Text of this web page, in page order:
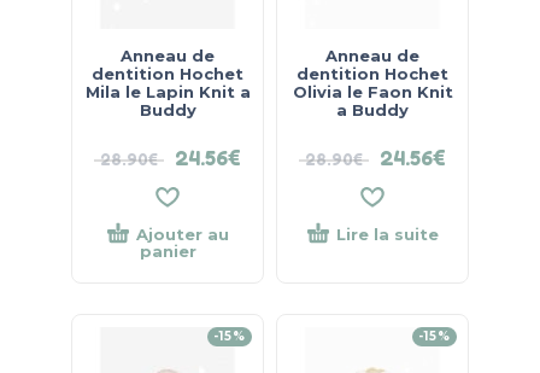
Anneau de
dentition Hochet
Mila le Lapin Knit a
Buddy
28.90€ 24.56€
Ajouter au
panier
Anneau de
dentition Hochet
Olivia le Faon Knit
a Buddy
28.90€ 24.56€
Lire la suite
-15% -15%